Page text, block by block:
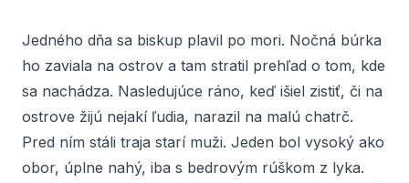
Jedného dňa sa biskup plavil po mori. Nočná búrka
ho zaviala na ostrov a tam stratil prehľad o tom, kde
sa nachádza. Nasledujúce ráno, keď išiel zistiť, či na
ostrove žijú nejakí ľudia, narazil na malú chatrč.
Pred ním stáli traja starí muži. Jeden bol vysoký ako
obor, úplne nahý, iba s bedrovým rúškom z lyka.